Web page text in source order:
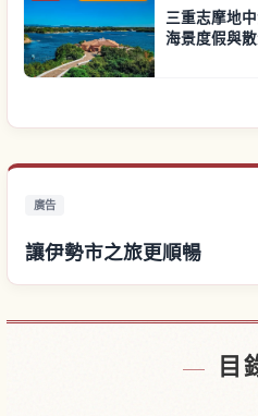
三重志摩地
海景度假與
廣告
讓伊勢市之旅更順暢
目